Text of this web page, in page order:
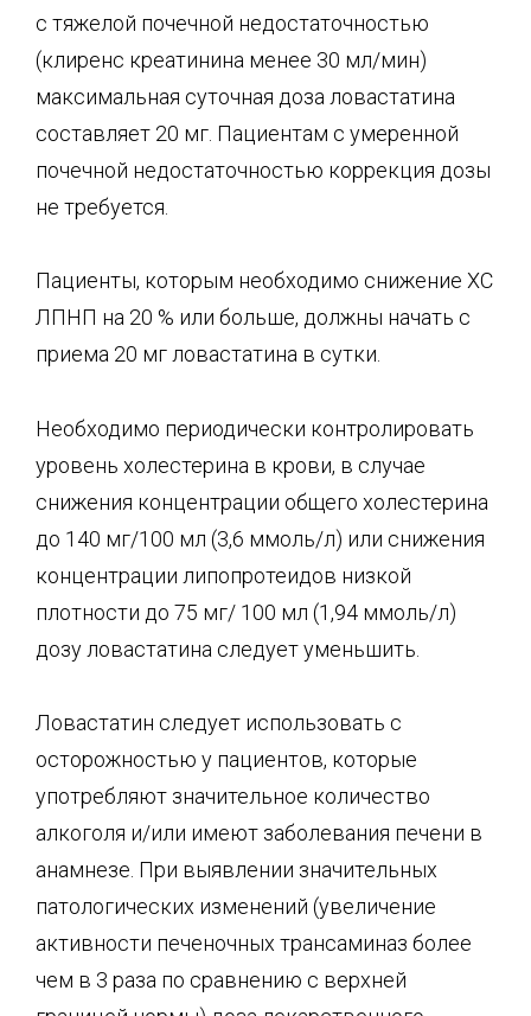
с тяжелой почечной недостаточностью
(клиренс креатинина менее 30 мл/мин)
максимальная суточная доза ловастатина
составляет 20 мг. Пациентам с умеренной
почечной недостаточностью коррекция дозы
не требуется.
Пациенты, которым необходимо снижение ХС
ЛПНП на 20 % или больше, должны начать с
приема 20 мг ловастатина в сутки.
Необходимо периодически контролировать
уровень холестерина в крови, в случае
снижения концентрации общего холестерина
до 140 мг/100 мл (3,6 ммоль/л) или снижения
концентрации липопротеидов низкой
плотности до 75 мг/ 100 мл (1,94 ммоль/л)
дозу ловастатина следует уменьшить.
Ловастатин следует использовать с
осторожностью у пациентов, которые
употребляют значительное количество
алкоголя и/или имеют заболевания печени в
анамнезе. При выявлении значительных
патологических изменений (увеличение
активности печеночных трансаминаз более
чем в 3 раза по сравнению с верхней